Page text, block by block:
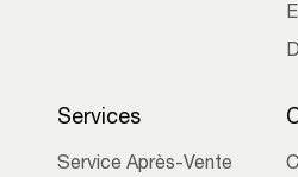
Services
Service Après-Vente